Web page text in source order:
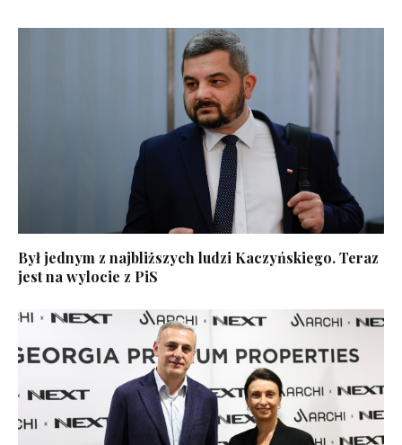
Był jednym z najbliższych ludzi Kaczyńskiego. Teraz
jest na wylocie z PiS